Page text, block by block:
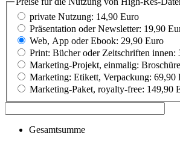
private Nutzung: 14,90 Euro
Präsentation oder Newsletter: 19,90
Web, App oder Ebook: 29,90 Euro
Print: Bücher oder Zeitschriften innen:
Marketing-Projekt, einmalig:
Marketing: Etikett, Verpackung: 69,90
Marketing-Paket, royalty-free: 149,90
Gesamtsumme